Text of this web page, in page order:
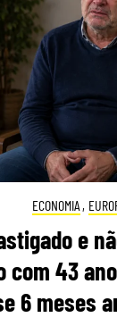
ECONOMIA ,
e
com 43
6 meses